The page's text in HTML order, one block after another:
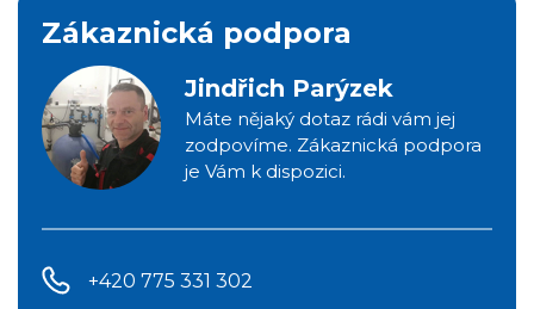
Zákaznická podpora
Jindřich Parýzek
Máte nějaký dotaz rádi vám jej
zodpovíme. Zákaznická podpora
je Vám k dispozici.
+420 775 331 302